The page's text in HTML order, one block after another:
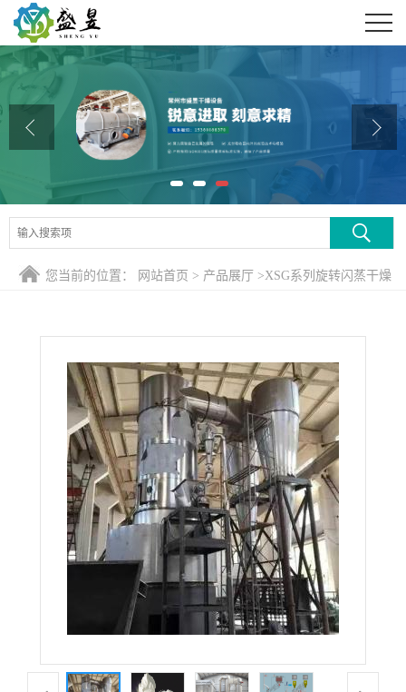
公司首页
公司介绍
公司动态
产品展厅
证书荣誉
联系方式
您当前的位置： 网站首页 > 产品展厅 >XSG系列旋转闪蒸干燥